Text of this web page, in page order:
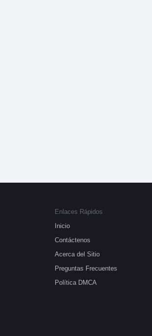
Enlaces Rápidos
Inicio
Contáctenos
Acerca del Sitio
Preguntas Frecuentes
Política DMCA